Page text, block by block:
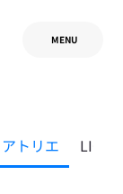
MENU
トリエ